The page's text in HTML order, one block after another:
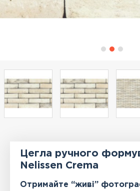
Цегла ручного
Nelissen Crema
Отримайте “живі”